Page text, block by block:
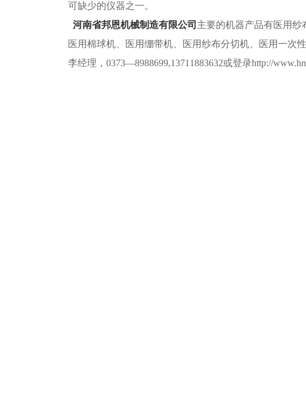
可缺少的仪器之一。
河南省邦恩机械制造有限公司 主要的机器产品有医用纱
医用棉球机、医用绷带机、医用纱布分切机、医用一次
李经理，0373—8988699,13711883632或登录http://